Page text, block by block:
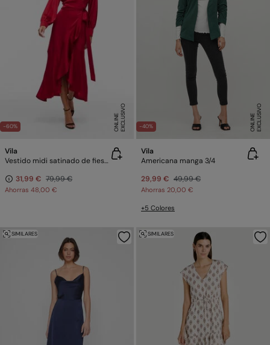
-60% E
X
C
L
U
SI
V
O
O
N
LI
N
E
Vila
Vestido midi satinado de fiesta
31,99 € 79,99 €
Ahorras 48,00 €
-40% E
X
C
L
U
SI
V
O
O
N
LI
N
E
Vila
Americana manga 3/4
29,99 € 49,99 €
Ahorras 20,00 €
+5 Colores
SIMILARES SIMILARES